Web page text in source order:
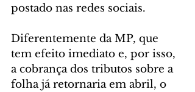
postado nas redes sociais.
Diferentemente da MP, que
tem efeito imediato e, por isso,
a cobrança dos tributos sobre a
folha já retornaria em abril, o